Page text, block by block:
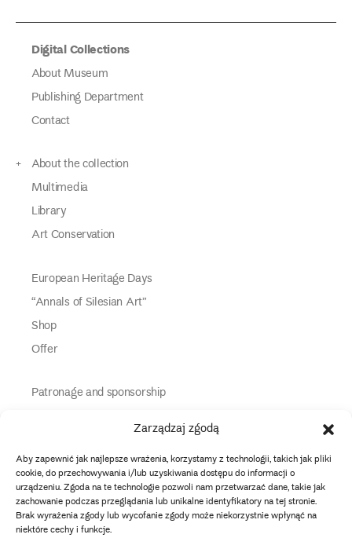
Zarządzaj zgodą
Aby zapewnić jak najlepsze wrażenia, korzystamy z technologii, takich jak pliki
cookie, do przechowywania i/lub uzyskiwania dostępu do informacji o
urządzeniu. Zgoda na te technologie pozwoli nam przetwarzać dane, takie jak
zachowanie podczas przeglądania lub unikalne identyfikatory na tej stronie.
Brak wyrażenia zgody lub wycofanie zgody może niekorzystnie wpłynąć na
niektóre cechy i funkcje.
Digital Collections
About Museum
Publishing Department
Contact
About the collection
Multimedia
Library
Art Conservation
European Heritage Days
“Annals of Silesian Art”
Shop
Offer
Patronage and sponsorship
Information
instagram
twitterfacebookyoutube
tiktok